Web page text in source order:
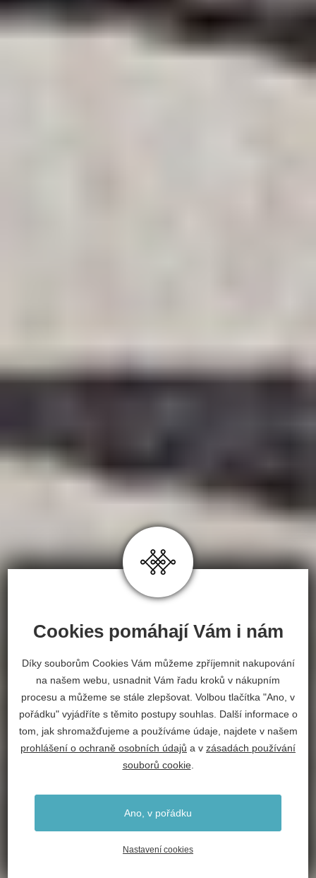
Cookies pomáhají Vám i nám
Díky souborům Cookies Vám můžeme zpříjemnit nakupování
na našem webu, usnadnit Vám řadu kroků v nákupním
procesu a můžeme se stále zlepšovat. Volbou tlačítka "Ano, v
pořádku" vyjádříte s těmito postupy souhlas. Další informace o
tom, jak shromažďujeme a používáme údaje, najdete v našem
prohlášení o ochraně osobních údajů a v zásadách používání
souborů cookie.
Ano, v pořádku
Nastavení cookies